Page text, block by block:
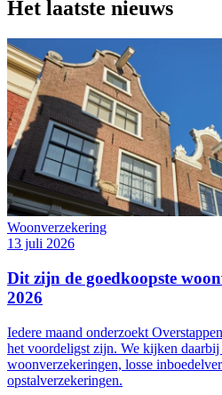
Het laatste nieuws
Woonverzekering
13 juli 2026
Dit zijn de goedkoopste
2026
Iedere maand onderzoekt
het voordeligst zijn. We kijken daarbij
woonverzekeringen, losse
opstalverzekeringen.